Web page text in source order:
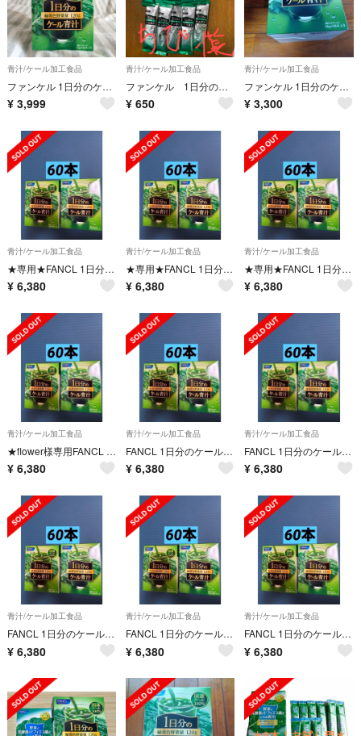
青汁/ケール加工食品
ファンケル 1日分のケール青汁 10g×30本入
¥ 3,999
青汁/ケール加工食品
ファンケル 1日分のケール青汁 10本
¥ 650
青汁/ケール加工食品
ファンケル 1日分のケール青汁(10g*30本入)
¥ 3,300
青汁/ケール加工食品
★専用★FANCL 1日分のケール青汁 120g 30本 計60本 ファンケル
¥ 6,380
青汁/ケール加工食品
★専用★FANCL 1日分のケール青汁 120g 30本 計60本 ファンケル
¥ 6,380
青汁/ケール加工食品
★専用★FANCL 1日分のケール青汁 120g 30本 計61本 ファンケル
¥ 6,380
青汁/ケール加工食品
★flower様専用FANCL 青汁 30本 2箱 計60本 ファンケル
¥ 6,380
青汁/ケール加工食品
FANCL 1日分のケール青汁 120g 30本 2箱 計60本 ファンケル
¥ 6,380
青汁/ケール加工食品
FANCL 1日分のケール青汁 120g 30本 2箱 計60本 ファンケル
¥ 6,380
青汁/ケール加工食品
FANCL 1日分のケール青汁 120g 30本 2箱 計60本 ファンケル
¥ 6,380
青汁/ケール加工食品
FANCL 1日分のケール青汁 120g 30本 2箱 計60本 ファンケル
¥ 6,380
青汁/ケール加工食品
FANCL 1日分のケール青汁 120g 30本 2箱 計60本 ファンケル
¥ 6,380